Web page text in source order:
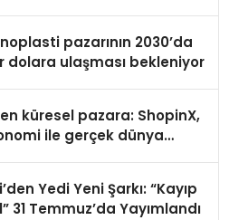
pazarının 2030’da
dolara ulaşması bekleniyor
küresel pazara: ShopinX,
ile gerçek dünya
Yedi Yeni Şarkı: “Kayıp
31 Temmuz’da Yayımlandı